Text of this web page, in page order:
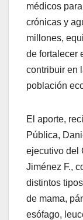
médicos
crónicas y
millones,
de fortalecer
contribuir en
población
El aporte,
Pública,
ejecutivo del
Jiménez F.,
distintos
de mama,
esófago,